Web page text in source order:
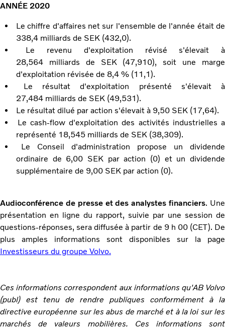
ANNÉE 2020
Le chiffre d'affaires net sur l'ensemble de l'année était de
338,4 milliards de SEK (432,0).
Le revenu d'exploitation révisé s'élevait à
28,564 milliards de SEK (47,910), soit une marge
d'exploitation révisée de 8,4 % (11,1).
Le résultat d'exploitation présenté s'élevait à
27,484 milliards de SEK (49,531).
Le résultat dilué par action s'élevait à 9,50 SEK (17,64).
Le cash-flow d'exploitation des activités industrielles a
représenté 18,545 milliards de SEK (38,309).
Le Conseil d'administration propose un dividende
ordinaire de 6,00 SEK par action (0) et un dividende
supplémentaire de 9,00 SEK par action (0).
Audioconférence de presse et des analystes financiers. Une
présentation en ligne du rapport, suivie par une session de
questions-réponses, sera diffusée à partir de 9 h 00 (CET). De
plus amples informations sont disponibles sur la page
Investisseurs du groupe Volvo.
Ces informations correspondent aux informations qu'AB Volvo
(publ) est tenu de rendre publiques conformément à la
directive européenne sur les abus de marché et à la loi sur les
marchés de valeurs mobilières. Ces informations sont